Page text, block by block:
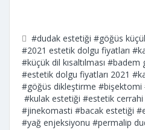
#dudak estetiği #göğüs
#2021 estetik dolgu fiyatları
#küçük dil kısaltılması #badem
#estetik dolgu fiyatları 2021
#göğüs dikleştirme #bişektomi
#kulak estetiği #estetik cerrahi
#jinekomasti #bacak estetiği
#yağ enjeksiyonu #permalip